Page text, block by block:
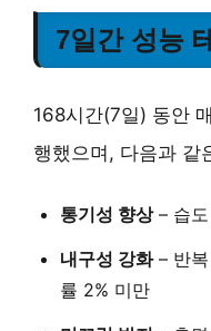
7일간 성능
168시간(7일) 동안
행했으며, 다음과 같
통기성 향상– 습
내구성 강화– 반
률 2% 미만